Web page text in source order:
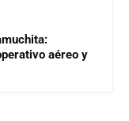
aéreo y